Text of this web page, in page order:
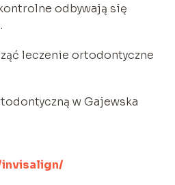
odbywają się
leczenie ortodontyczne
w Gajewska